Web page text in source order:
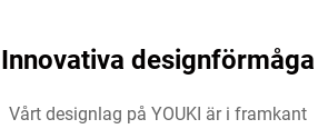
Innovativa designförmåga
Vårt designlag på YOUKI är i framkant